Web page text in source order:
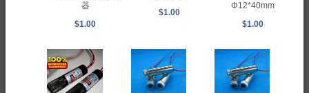
器
$1.00
$1.00
Φ12*40mm
$1.00